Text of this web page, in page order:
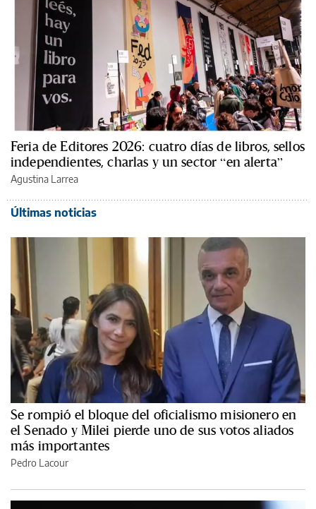
Feria de Editores 2026: cuatro días de libros, sellos
independientes, charlas y un sector “en alerta”
Agustina Larrea
Últimas noticias
Se rompió el bloque del oficialismo misionero en
el Senado y Milei pierde uno de sus votos aliados
más importantes
Pedro Lacour